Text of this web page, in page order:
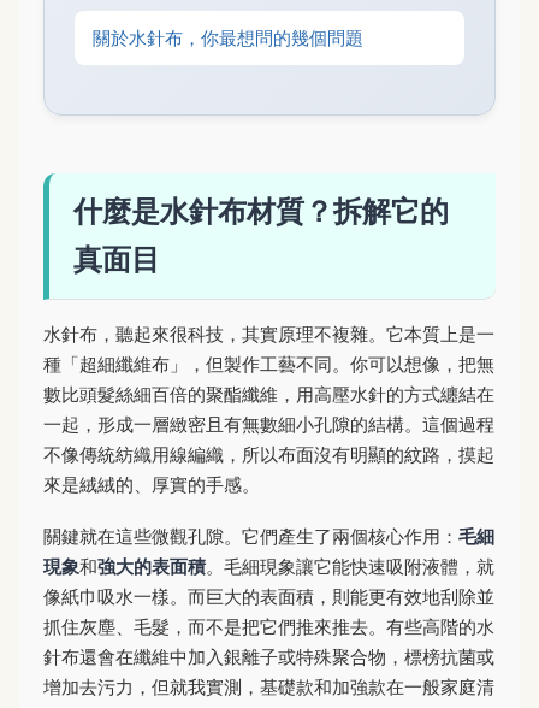
關於水針布，你最想問的幾個問題
什麼是水針布材質？拆解它的
真面目
水針布，聽起來很科技，其實原理不複雜。它本質上是一
種「超細纖維布」，但製作工藝不同。你可以想像，把無
數比頭髮絲細百倍的聚酯纖維，用高壓水針的方式纏結在
一起，形成一層緻密且有無數細小孔隙的結構。這個過程
不像傳統紡織用線編織，所以布面沒有明顯的紋路，摸起
來是絨絨的、厚實的手感。
關鍵就在這些微觀孔隙。它們產生了兩個核心作用： 毛細
現象和強大的表面積。毛細現象讓它能快速吸附液體，就
像紙巾吸水一樣。而巨大的表面積，則能更有效地刮除並
抓住灰塵、毛髮，而不是把它們推來推去。有些高階的水
針布還會在纖維中加入銀離子或特殊聚合物，標榜抗菌或
增加去污力，但就我實測，基礎款和加強款在一般家庭清